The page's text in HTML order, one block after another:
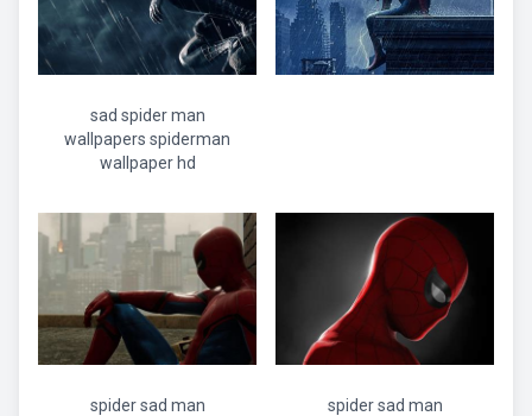
sad spider man
wallpapers spiderman
wallpaper hd
spider sad man
spider sad man